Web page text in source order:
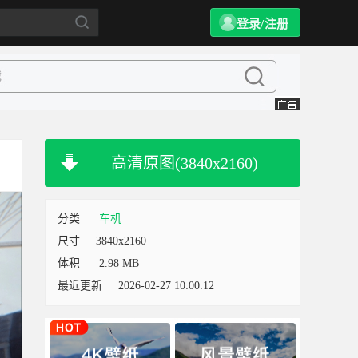
登录/注册
高清原图(3840x2160)
分类
车机
尺寸
3840x2160
体积
2.98 MB
最近更新
2026-02-27 10:00:12